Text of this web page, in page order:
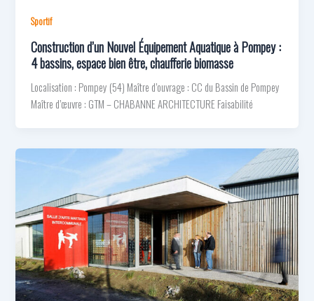
Sportif
Construction d’un Nouvel Équipement Aquatique à Pompey :
4 bassins, espace bien être, chaufferie biomasse
Localisation : Pompey (54) Maître d’ouvrage : CC du Bassin de Pompey
Maître d’œuvre : GTM – CHABANNE ARCHITECTURE Faisabilité